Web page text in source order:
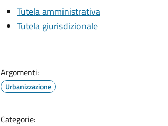
Tutela amministrativa
Tutela giurisdizionale
Argomenti:
Urbanizzazione
Categorie: